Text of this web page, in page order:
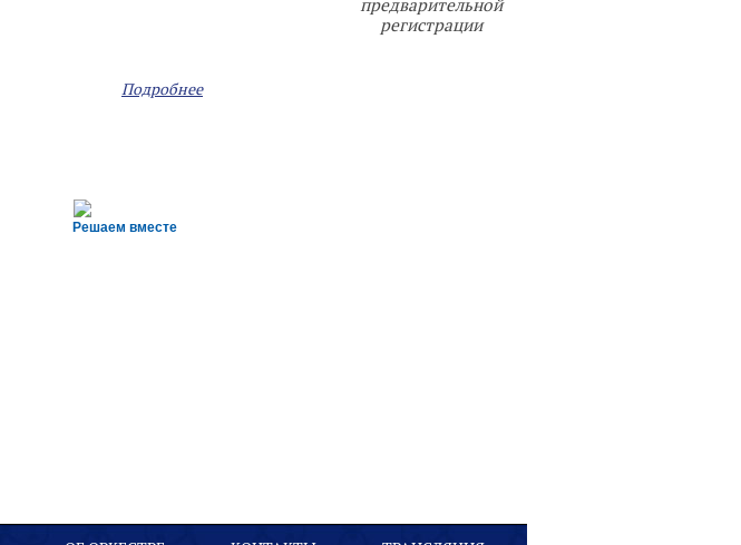
Подробнее
предварительной
регистрации
Решаем вместе